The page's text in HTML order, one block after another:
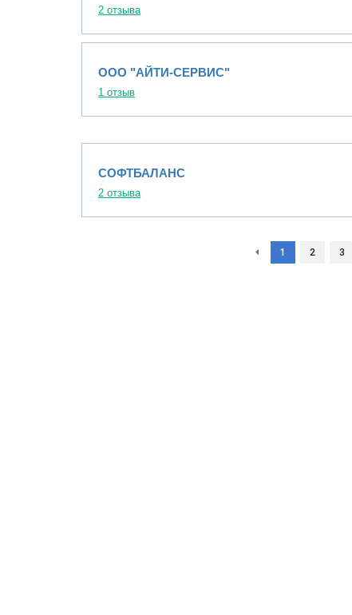
2 отзыва
ООО "АЙТИ-СЕРВИС"
1 отзыв
СОФТБАЛАНС
2 отзыва
1 2 3